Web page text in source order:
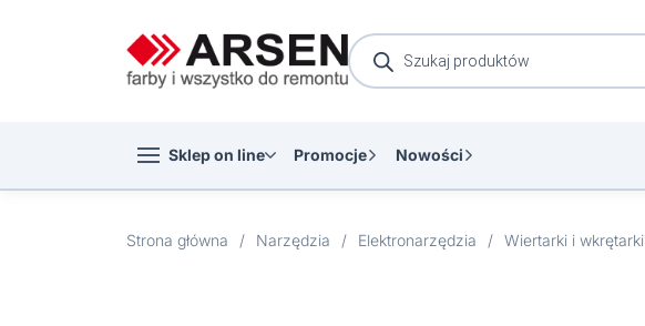
Wyszukiwarka
produktów
Sklep on line Promocje Nowości
Strona główna / Narzędzia / Elektronarzędzia / Wiertarki i wkrętarki